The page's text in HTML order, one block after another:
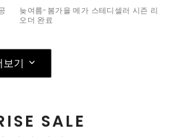
늦여름-봄가을 메가 스테디셀러 시즌 리
오더 완료
보기
SALE